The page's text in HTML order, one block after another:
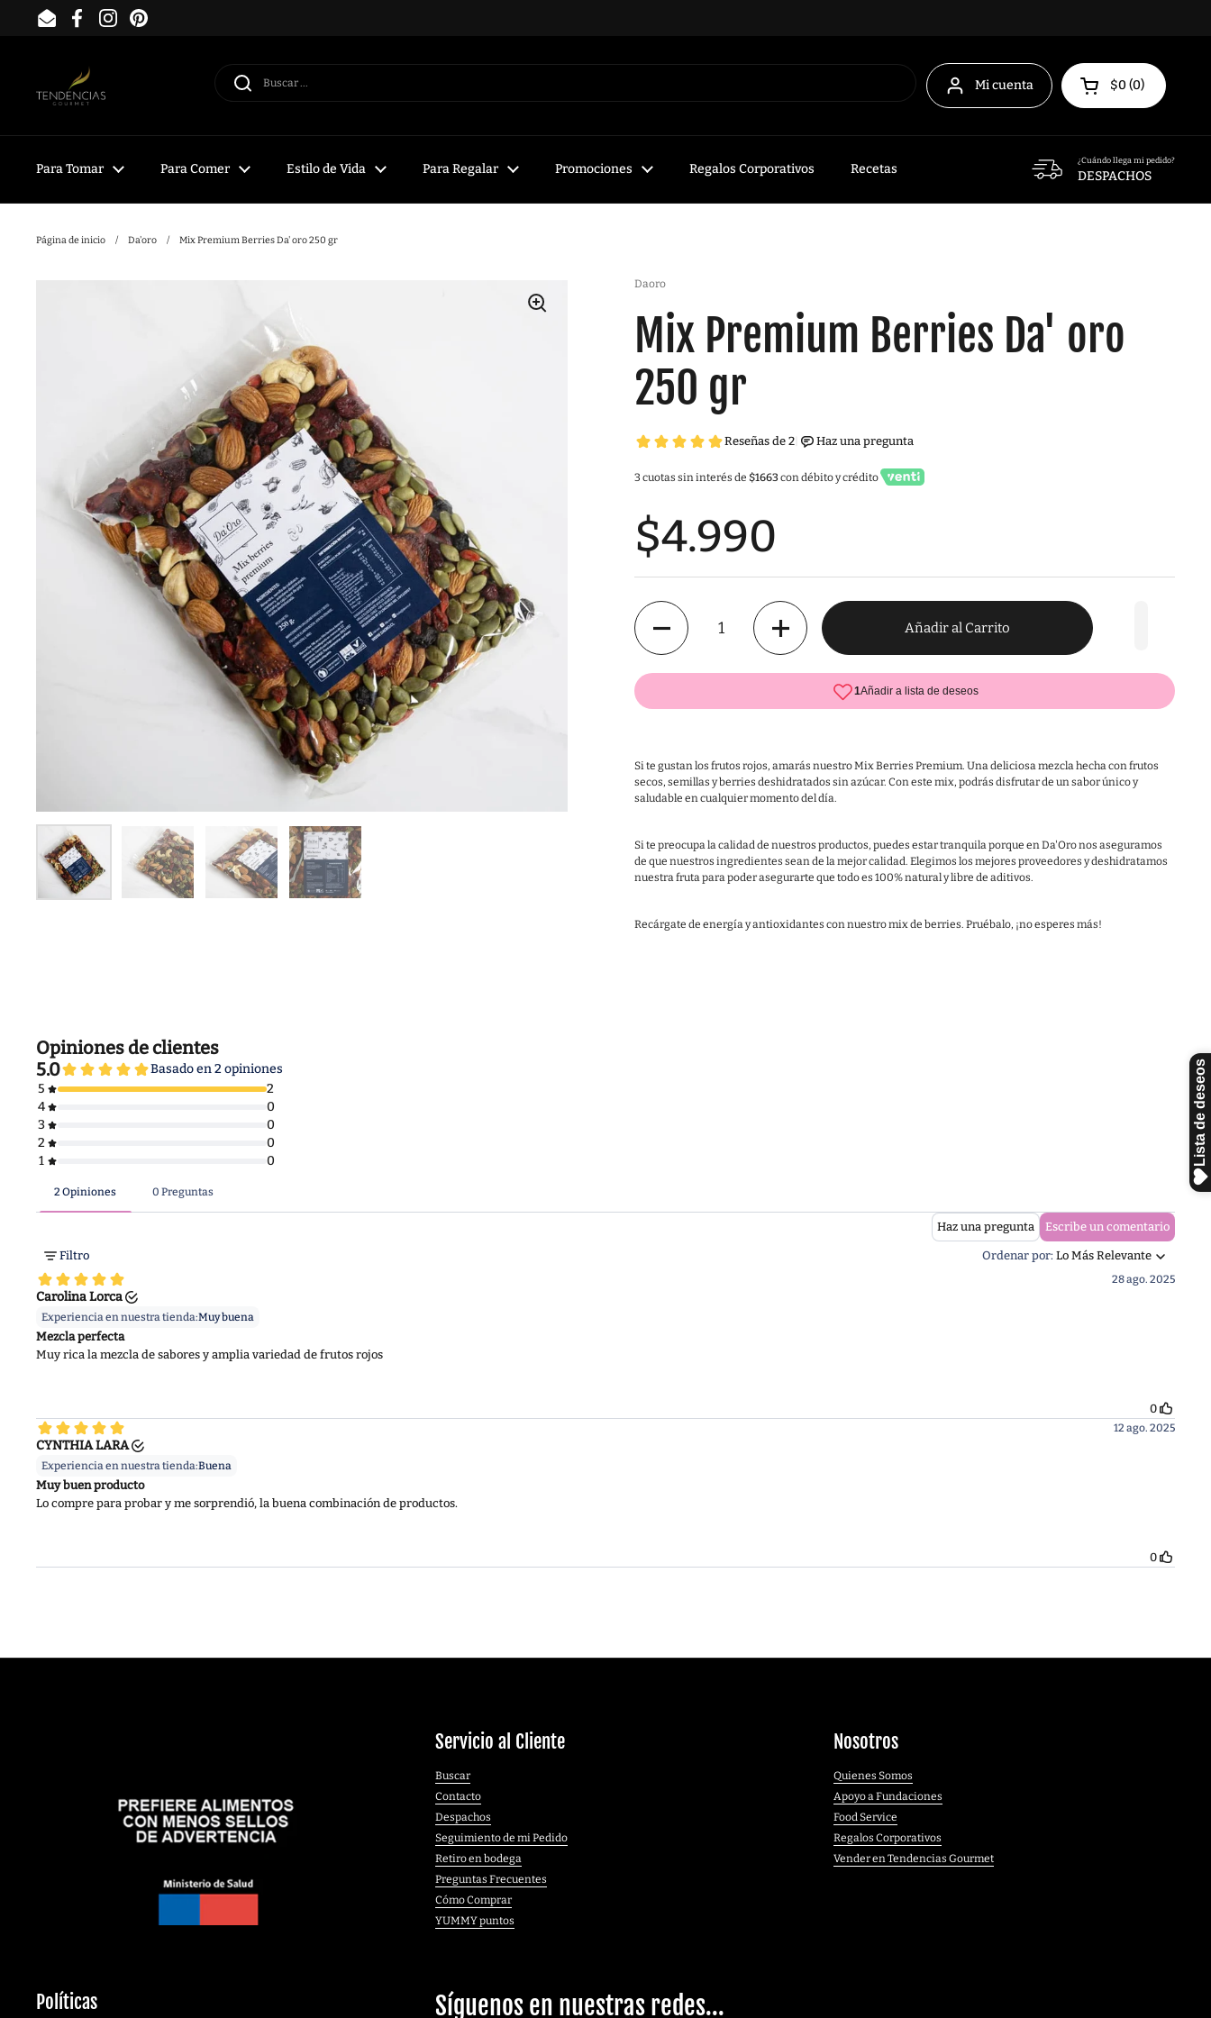
Ir al contenido
EmailFacebookInstagramPinterest
Mi cuenta Abrir carrito
$0 0
Para Tomar Para Comer Estilo de Vida Para Regalar Promociones Regalos Corporativos Recetas
¿Cuándo llega mi pedido?
DESPACHOS
Página de inicio / Da'oro / Mix Premium Berries Da' oro 250 gr
Daoro
Mix Premium Berries Da' oro
250 gr
3 cuotas sin interés de $1663con débito y crédito
$4.990
Cantidad
Añadir al Carrito
Si te gustan los frutos rojos, amarás nuestro Mix Berries Premium. Una deliciosa mezcla hecha con frutos
secos, semillas y berries deshidratados sin azúcar. Con este mix, podrás disfrutar de un sabor único y
saludable en cualquier momento del día.
Si te preocupa la calidad de nuestros productos, puedes estar tranquila porque en Da'Oro nos aseguramos
de que nuestros ingredientes sean de la mejor calidad. Elegimos los mejores proveedores y deshidratamos
nuestra fruta para poder asegurarte que todo es 100% natural y libre de aditivos.
Recárgate de energía y antioxidantes con nuestro mix de berries. Pruébalo, ¡no esperes más!
Servicio al Cliente
Buscar
Contacto
Despachos
Seguimiento de mi Pedido
Retiro en bodega
Preguntas Frecuentes
Cómo Comprar
YUMMY puntos
Nosotros
Quienes Somos
Apoyo a Fundaciones
Food Service
Regalos Corporativos
Vender en Tendencias Gourmet
Políticas Síguenos en nuestras redes...